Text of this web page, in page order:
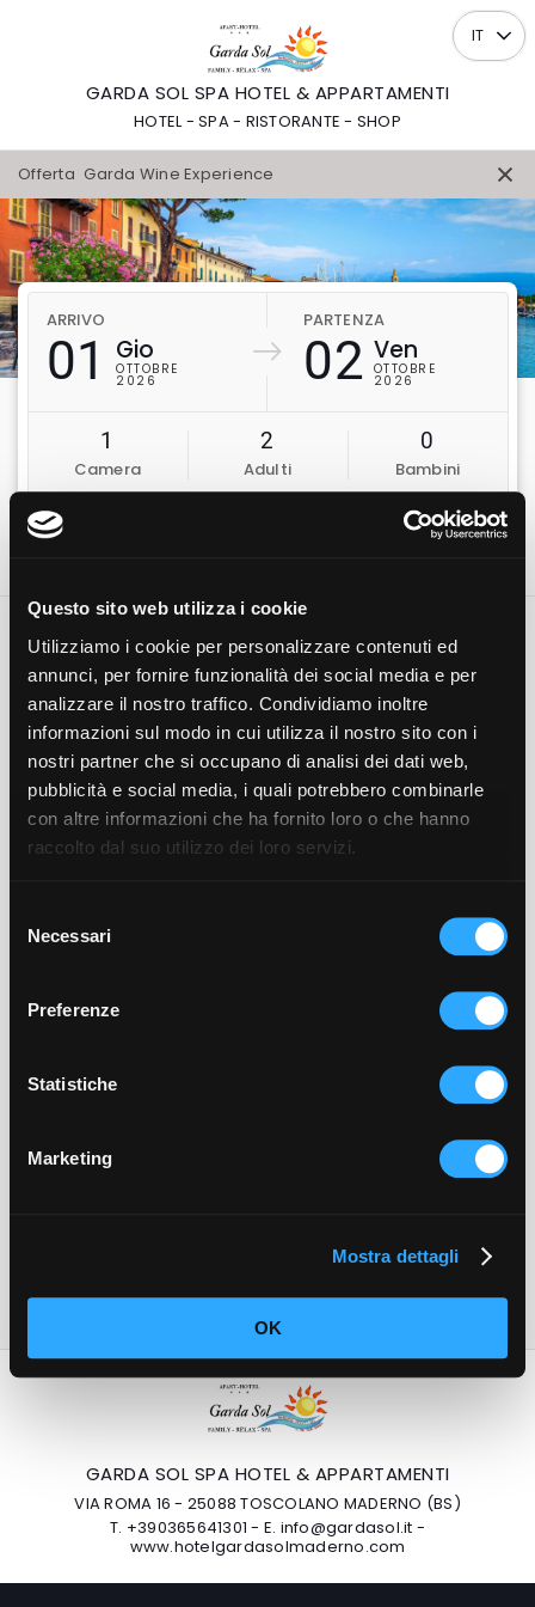
Questo sito web utilizza i cookie
Utilizziamo i cookie per personalizzare contenuti ed
annunci, per fornire funzionalità dei social media e per
analizzare il nostro traffico. Condividiamo inoltre
informazioni sul modo in cui utilizza il nostro sito con i
nostri partner che si occupano di analisi dei dati web,
pubblicità e social media, i quali potrebbero combinarle
con altre informazioni che ha fornito loro o che hanno
raccolto dal suo utilizzo dei loro servizi.
delNecessari
Preferenze
Statistiche
Marketing
Mostra dettagli
OK
GARDA SOL SPA HOTEL & APPARTAMENTI
HOTEL - SPA - RISTORANTE - SHOP
Offerta Garda Wine Experience
IT
ARRIVO
01 Gio
OTTOBRE
2026
PARTENZA
02 Ven
OTTOBRE
2026
1
Camera
2
Adulti
0
Bambini
Restrizioni dell'offerta speciale
Check-in dal 01/10/2026 al
30/10/2026
Numero di notti: 2
Garda Wine Experience
Arrangiamento hotel: Pernottamento e  colazione
Visita ad una cantina della Valtenesi (da
raggiungere con mezzi propri) nelle giornate di
Incluso:
Marsadri (a camera)
Marsadri (a camera)
Eventuali consumazioni al ristorante sono da
GARDA SOL SPA HOTEL & APPARTAMENTI
VIA ROMA 16 - 25088 TOSCOLANO MADERNO (BS)
T. +390365641301 - E. info@gardasol.it -
www.hotelgardasolmaderno.com